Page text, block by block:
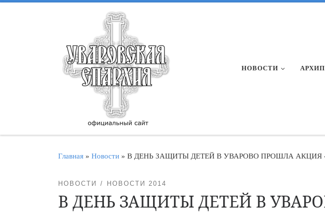
НОВОСТИ
Главная » Новости » В ДЕНЬ ЗАЩИТЫ ДЕТЕЙ В УВАРОВО ПРОШЛА АКЦИЯ
НОВОСТИ НОВОСТИ 2014
В ДЕНЬ ЗАЩИТЫ ДЕТЕЙ В